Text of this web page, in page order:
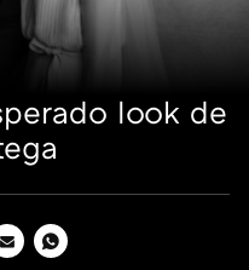
look de